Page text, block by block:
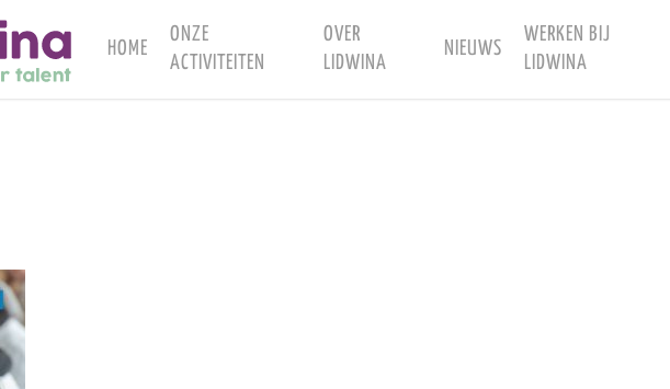
HOME
ONZE
ACTIVITEITEN
OVER
LIDWINA
NIEUWS
WERKEN BIJ
LIDWINA